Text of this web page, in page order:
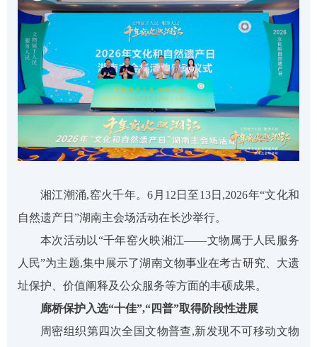
湘江潮涌,窑火千年。6 月 12日至13日,2026年“文化和
自然遗产日 ”湖南主会场活动在长沙举行。
本次活动以“千年窑火映湘江——文物属于人民 服务
人民”为主题,集中展示了湖南文物事业在考古研究、大遗
址保护、价值阐释及公众服务等方面的丰硕成果。
廊桥保护入选“十佳”,“四普”取得阶段性进展
周密组织第四次全国文物普查,新发现不可移动文物